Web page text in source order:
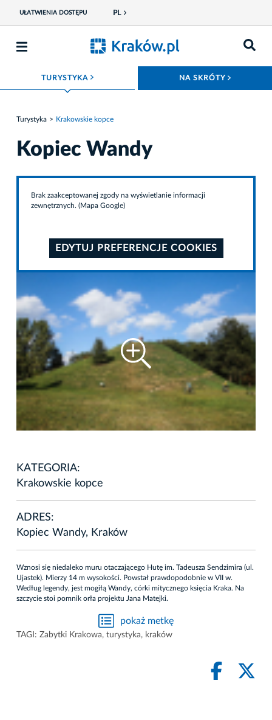
UŁATWIENIA DOSTĘPU PL
TURYSTYKA ROZWIŃ MENU NA SKRÓTY
Turystyka Krakowskie kopce
Kopiec Wandy
Brak zaakceptowanej zgody na wyświetlanie informacji
zewnętrznych. (Mapa Google)
EDYTUJ PREFERENCJE COOKIES
KATEGORIA:
Krakowskie kopce
ADRES:
Kopiec Wandy, Kraków
Wznosi się niedaleko muru otaczającego Hutę im. Tadeusza Sendzimira (ul.
Ujastek). Mierzy 14 m wysokości. Powstał prawdopodobnie w VII w.
Według legendy, jest mogiłą Wandy, córki mitycznego księcia Kraka. Na
szczycie stoi pomnik orła projektu Jana Matejki.
pokaż metkę
TAGI: Zabytki Krakowa, turystyka, kraków